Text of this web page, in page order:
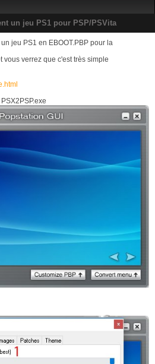
un jeu PS1 pour PSP/PSVita
jeu PS1 en EBOOT.PBP pour la
vous verrez que c'est très simple